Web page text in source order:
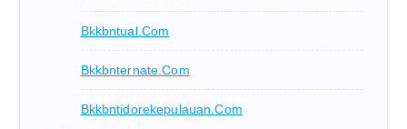
Bkkbntual.com
Bkkbnternate.com
Bkkbntidorekepulauan.com